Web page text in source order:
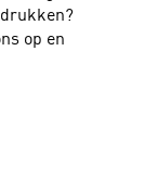
op en